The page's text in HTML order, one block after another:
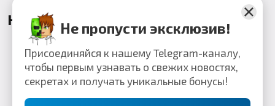
КомментарииНе пропусти эксклюзив!
Присоединяйся к нашему Telegram-каналу,
чтобы первым узнавать о свежих новостях,
секретах и получать уникальные бонусы!